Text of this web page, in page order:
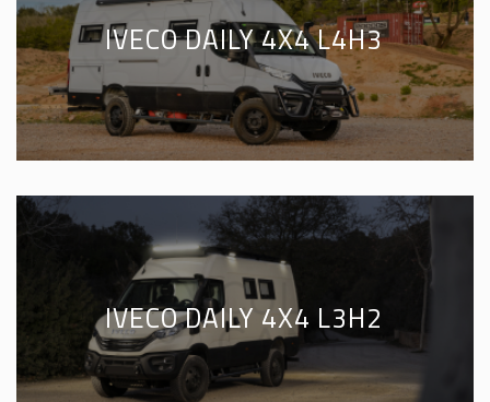
IVECO DAILY 4X4 L4H3
IVECO DAILY 4X4 L3H2